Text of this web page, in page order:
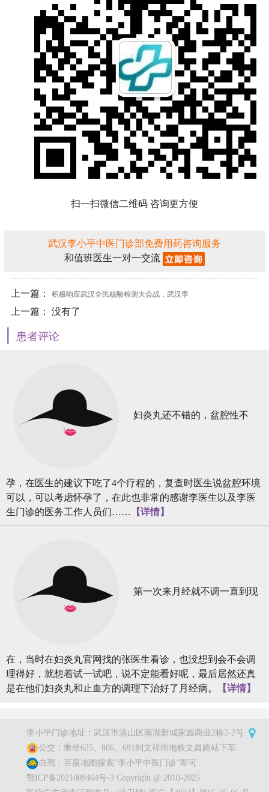
扫一扫微信二维码 咨询更方便
武汉李小平中医门诊部免费用药咨询服务
和值班医生一对一交流
上一篇： 积极响应武汉全民核酸检测大会战，武汉李
小平中医门诊部现已正常运营
上一篇： 没有了
| 患者评论
妇炎丸还不错的，盆腔性不
孕，在医生的建议下吃了4个疗程的，复查时医生说盆腔环境
可以，可以考虑怀孕了，在此也非常的感谢李医生以及李医
生门诊的医务工作人员们…… 【详情】
第一次来月经就不调一直到现
在，当时在妇炎丸官网找的张医生看诊，也没想到会不会调
理得好，就想着试一试吧，说不定能看好呢，最后居然还真
是在他们妇炎丸和止血方的调理下治好了月经病。
【详情】
李小平门诊地址：武汉市洪山区南湖新城家园商业2栋2-2号
公交：乘坐625、806、691到文祥街地铁文昌路站下车
自驾：百度地图搜索“李小平中医门诊”即可
鄂ICP备2021009464号-3 Copyright @ 2010-2025